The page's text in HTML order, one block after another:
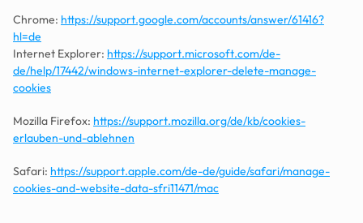
Chrome: https://support.google.com/accounts/answer/61416?
hl=de
Internet Explorer: https://support.microsoft.com/de-
de/help/17442/windows-internet-explorer-delete-manage-
cookies
Mozilla Firefox: https://support.mozilla.org/de/kb/cookies-
erlauben-und-ablehnen
Safari: https://support.apple.com/de-de/guide/safari/manage-
cookies-and-website-data-sfri11471/mac